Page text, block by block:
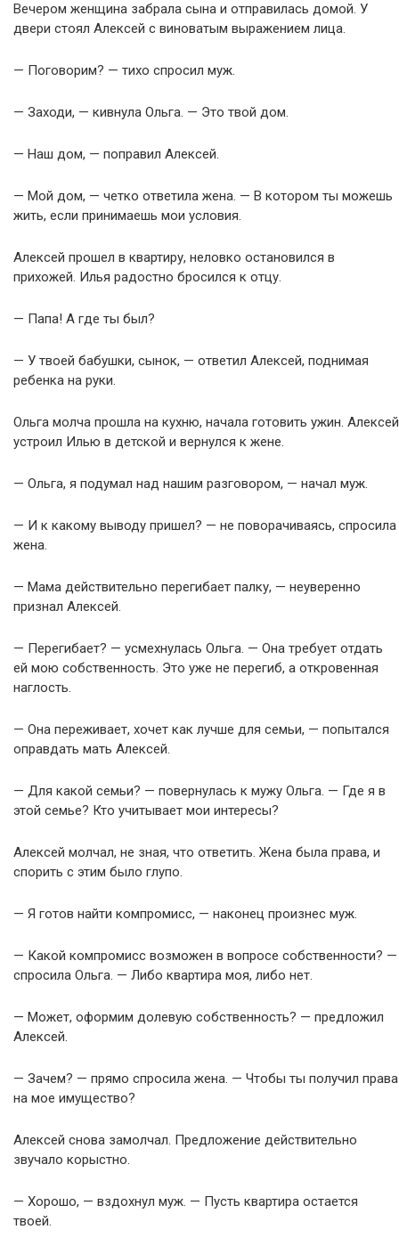
Вечером женщина забрала сына и отправилась домой. У
двери стоял Алексей с виноватым выражением лица.
— Поговорим? — тихо спросил муж.
— Заходи, — кивнула Ольга. — Это твой дом.
— Наш дом, — поправил Алексей.
— Мой дом, — четко ответила жена. — В котором ты можешь
жить, если принимаешь мои условия.
Алексей прошел в квартиру, неловко остановился в
прихожей. Илья радостно бросился к отцу.
— Папа! А где ты был?
— У твоей бабушки, сынок, — ответил Алексей, поднимая
ребенка на руки.
Ольга молча прошла на кухню, начала готовить ужин. Алексей
устроил Илью в детской и вернулся к жене.
— Ольга, я подумал над нашим разговором, — начал муж.
— И к какому выводу пришел? — не поворачиваясь, спросила
жена.
— Мама действительно перегибает палку, — неуверенно
признал Алексей.
— Перегибает? — усмехнулась Ольга. — Она требует отдать
ей мою собственность. Это уже не перегиб, а откровенная
наглость.
— Она переживает, хочет как лучше для семьи, — попытался
оправдать мать Алексей.
— Для какой семьи? — повернулась к мужу Ольга. — Где я в
этой семье? Кто учитывает мои интересы?
Алексей молчал, не зная, что ответить. Жена была права, и
спорить с этим было глупо.
— Я готов найти компромисс, — наконец произнес муж.
— Какой компромисс возможен в вопросе собственности? —
спросила Ольга. — Либо квартира моя, либо нет.
— Может, оформим долевую собственность? — предложил
Алексей.
— Зачем? — прямо спросила жена. — Чтобы ты получил права
на мое имущество?
Алексей снова замолчал. Предложение действительно
звучало корыстно.
— Хорошо, — вздохнул муж. — Пусть квартира остается
твоей.